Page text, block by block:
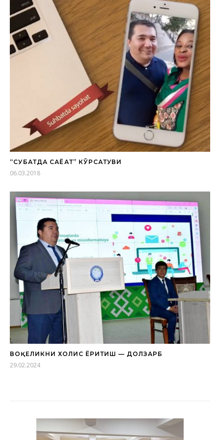
“СУҲБАТДА САЁҲАТ” КЎРСАТУВИ
06.03.2018
ВОҚЕЛИКНИ ХОЛИС ЁРИТИШ — ДОЛЗАРБ
29.02.2024